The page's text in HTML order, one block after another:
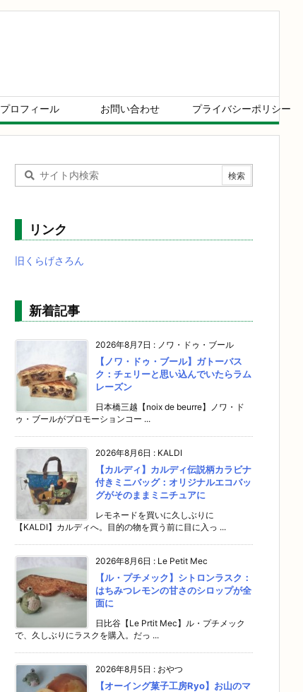
プロフィール お問い合わせ プライバシーポリシー
リンク
旧くらげさろん
新着記事
2026年8月7日 : ノワ・ドゥ・ブール
【ノワ・ドゥ・ブール】ガトーバス
ク：チェリーと思い込んでいたらラム
レーズン
日本橋三越【noix de beurre】ノワ・ド
ゥ・ブールがプロモーションコー ...
2026年8月6日 : KALDI
【カルディ】カルディ伝説柄カラビナ
付きミニバッグ：オリジナルエコバッ
グがそのままミニチュアに
レモネードを買いに久しぶりに
【KALDI】カルディへ。目的の物を買う前に目に入っ ...
2026年8月6日 : Le Petit Mec
【ル・プチメック】シトロンラスク：
はちみつレモンの甘さのシロップが全
面に
日比谷【Le Prtit Mec】ル・プチメック
で、久しぶりにラスクを購入。だっ ...
2026年8月5日 : おやつ
【オーイング菓子工房Ryo】お山のマ